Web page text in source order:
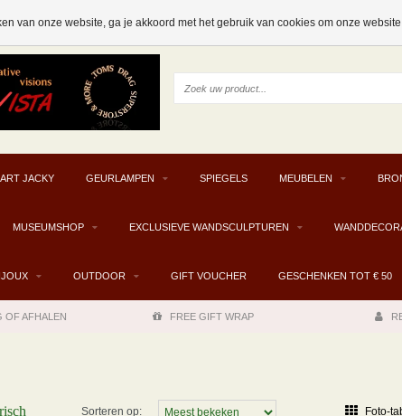
JACKY GEURLAMPEN SPIEGELS MEUBELEN
MUSEUMSHOP EXCLUSIEVE WANDSCULPTUREN
OUTDOOR GIFT VOUCHER GESCHENKEN TOT € 50
OF AFHALEN FREE GIFT WRAP
Sorteren op: Foto-
van onze website, ga je akkoord met het gebruik van cookies om onze